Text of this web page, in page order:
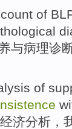
count of
与病理诊
of
经济分析 ，